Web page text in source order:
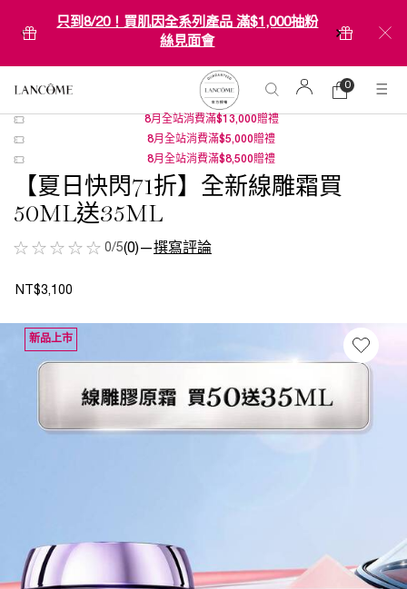
只到8/20！買肌因全系列產品 滿$1,000抽粉
絲見面會
購
物
0
0 product in
Main content
8月全站消費滿$13,000贈禮
8月全站消費滿$5,000贈禮
8月全站消費滿$8,500贈禮
【夏日快閃71折】全新線雕霜買
50ML送35ML
0/5(0)—撰寫評論
NT$3,100
新品上市